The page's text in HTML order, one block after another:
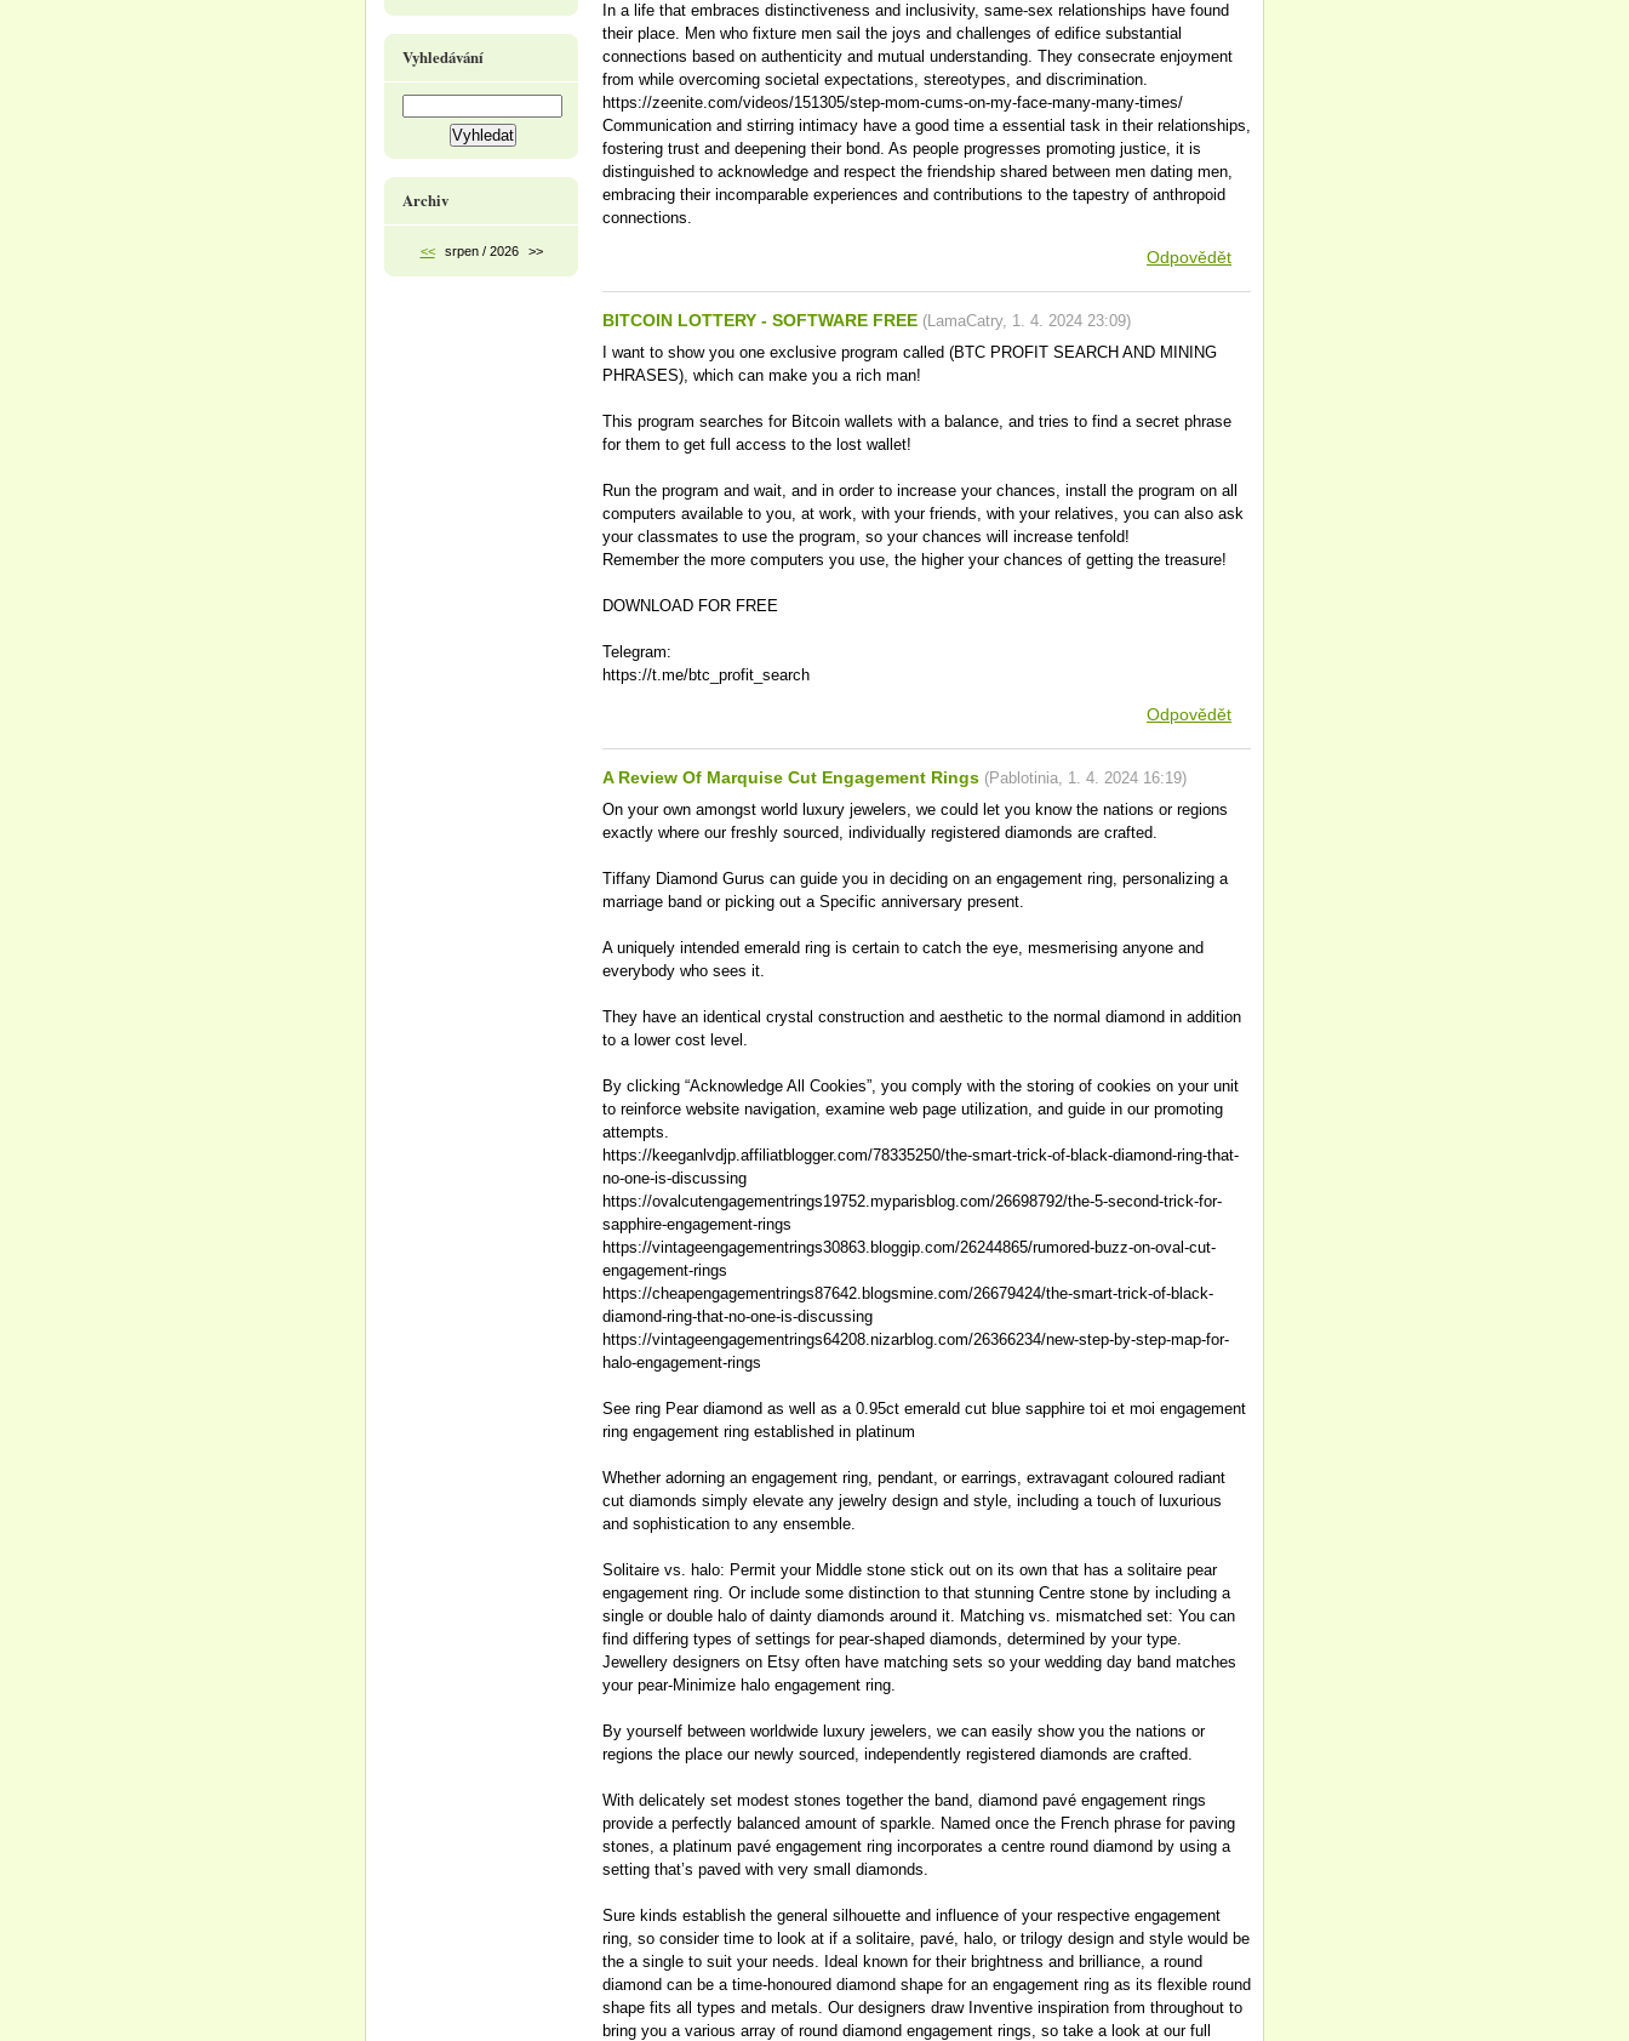
In a life that embraces distinctiveness and inclusivity, same-sex relationships have found
their place. Men who fixture men sail the joys and challenges of edifice substantial
connections based on authenticity and mutual understanding. They consecrate enjoyment
from while overcoming societal expectations, stereotypes, and discrimination.
https://zeenite.com/videos/151305/step-mom-cums-on-my-face-many-many-times/
Communication and stirring intimacy have a good time a essential task in their relationships,
fostering trust and deepening their bond. As people progresses promoting justice, it is
distinguished to acknowledge and respect the friendship shared between men dating men,
embracing their incomparable experiences and contributions to the tapestry of anthropoid
connections.
Odpovědět
BITCOIN LOTTERY - SOFTWARE FREE (LamaCatry, 1. 4. 2024 23:09)
I want to show you one exclusive program called (BTC PROFIT SEARCH AND MINING
PHRASES), which can make you a rich man!
This program searches for Bitcoin wallets with a balance, and tries to find a secret phrase
for them to get full access to the lost wallet!
Run the program and wait, and in order to increase your chances, install the program on all
computers available to you, at work, with your friends, with your relatives, you can also ask
your classmates to use the program, so your chances will increase tenfold!
Remember the more computers you use, the higher your chances of getting the treasure!
DOWNLOAD FOR FREE
Telegram:
https://t.me/btc_profit_search
Odpovědět
A Review Of Marquise Cut Engagement Rings (Pablotinia, 1. 4. 2024 16:19)
On your own amongst world luxury jewelers, we could let you know the nations or regions
exactly where our freshly sourced, individually registered diamonds are crafted.
Tiffany Diamond Gurus can guide you in deciding on an engagement ring, personalizing a
marriage band or picking out a Specific anniversary present.
A uniquely intended emerald ring is certain to catch the eye, mesmerising anyone and
everybody who sees it.
They have an identical crystal construction and aesthetic to the normal diamond in addition
to a lower cost level.
By clicking “Acknowledge All Cookies”, you comply with the storing of cookies on your unit
to reinforce website navigation, examine web page utilization, and guide in our promoting
attempts.
https://keeganlvdjp.affiliatblogger.com/78335250/the-smart-trick-of-black-diamond-ring-that-
no-one-is-discussing
https://ovalcutengagementrings19752.myparisblog.com/26698792/the-5-second-trick-for-
sapphire-engagement-rings
https://vintageengagementrings30863.bloggip.com/26244865/rumored-buzz-on-oval-cut-
engagement-rings
https://cheapengagementrings87642.blogsmine.com/26679424/the-smart-trick-of-black-
diamond-ring-that-no-one-is-discussing
https://vintageengagementrings64208.nizarblog.com/26366234/new-step-by-step-map-for-
halo-engagement-rings
See ring Pear diamond as well as a 0.95ct emerald cut blue sapphire toi et moi engagement
ring engagement ring established in platinum
Whether adorning an engagement ring, pendant, or earrings, extravagant coloured radiant
cut diamonds simply elevate any jewelry design and style, including a touch of luxurious
and sophistication to any ensemble.
Solitaire vs. halo: Permit your Middle stone stick out on its own that has a solitaire pear
engagement ring. Or include some distinction to that stunning Centre stone by including a
single or double halo of dainty diamonds around it. Matching vs. mismatched set: You can
find differing types of settings for pear-shaped diamonds, determined by your type.
Jewellery designers on Etsy often have matching sets so your wedding day band matches
your pear-Minimize halo engagement ring.
By yourself between worldwide luxury jewelers, we can easily show you the nations or
regions the place our newly sourced, independently registered diamonds are crafted.
With delicately set modest stones together the band, diamond pavé engagement rings
provide a perfectly balanced amount of sparkle. Named once the French phrase for paving
stones, a platinum pavé engagement ring incorporates a centre round diamond by using a
setting that’s paved with very small diamonds.
Sure kinds establish the general silhouette and influence of your respective engagement
ring, so consider time to look at if a solitaire, pavé, halo, or trilogy design and style would be
the a single to suit your needs. Ideal known for their brightness and brilliance, a round
diamond can be a time-honoured diamond shape for an engagement ring as its flexible round
shape fits all types and metals. Our designers draw Inventive inspiration from throughout to
bring you a various array of round diamond engagement rings, so take a look at our full
Vyhledávání
Archiv
<< srpen / 2026 >>